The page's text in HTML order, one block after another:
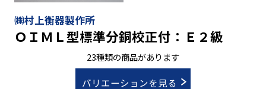
㈱村上衡器製作所
ＯＩＭＬ型標準分銅校正付：Ｅ２級
23種類の商品があります
バリエーションを見る